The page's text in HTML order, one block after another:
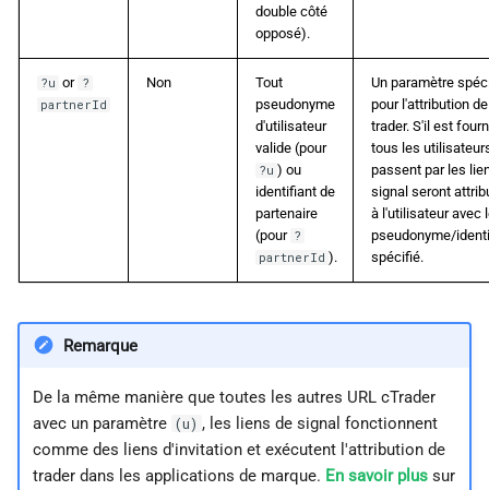
double côté
opposé).
?u or ?
partnerId
Non
Tout
pseudonyme
d'utilisateur
valide (pour
?u ) ou
identifiant de
partenaire
(pour ?
partnerId ).
Un paramètre
pour l'attribution de
trader. S'il est
tous les
passent par les
signal seront
à l'utilisateur avec
pseudonyme/
spécifié.
Remarque
De la même manière que toutes les autres URL cTrader
avec un paramètre (u) , les liens de signal fonctionnent
comme des liens d'invitation et exécutent l'attribution de
trader dans les applications de marque. En savoir plussur